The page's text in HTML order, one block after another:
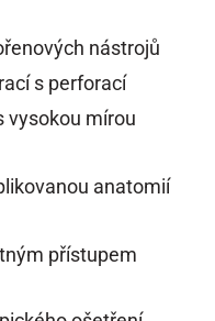
nástrojů
s perforací
vysokou mírou
anatomií
přístupem